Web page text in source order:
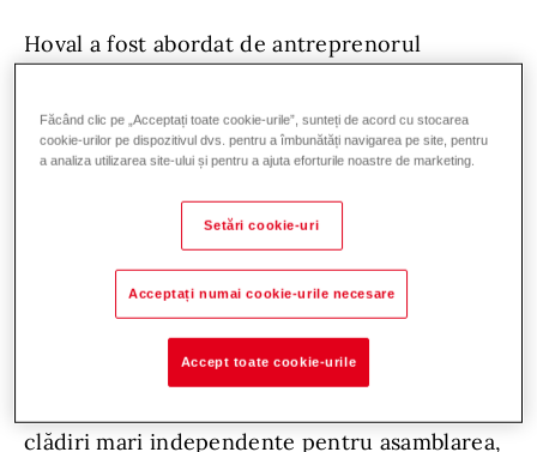
Hoval a fost abordat de antreprenorul
Mobility pentru furnizarea de soluții de
încălzire și de ventilație necesare la fabrica de
trenuri a companiei de la Goole, East Riding
Construcția fabricii de 67 de acri a început în
iunie 2020. Primele trenuri asamblate acolo au
fost noile trenuri de linie Piccadilly pentru
Transport for London. Fabrica, amplasată între
clădiri mari independente pentru asamblarea,
Făcând clic pe „Acceptați toate cookie-urile”, sunteți de acord cu stocarea
cookie-urilor pe dispozitivul dvs. pentru a îmbunătăți navigarea pe site, pentru
a analiza utilizarea site-ului și pentru a ajuta eforturile noastre de marketing.
Setări cookie-uri
Acceptați numai cookie-urile necesare
Accept toate cookie-urile